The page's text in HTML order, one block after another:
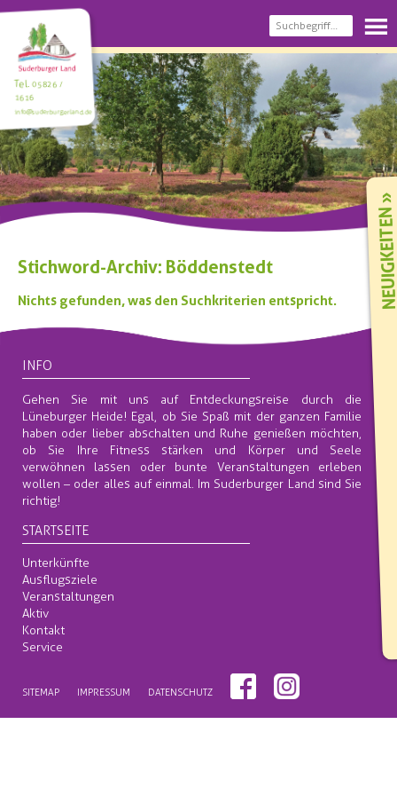
Tel.05826 /
1616
info@suderburgerland.de
Stichword-Archiv: Böddenstedt
Nichts gefunden, was den Suchkriterien entspricht.
INFO
Gehen Sie mit uns auf Entdeckungsreise durch die
Lüneburger Heide! Egal, ob Sie Spaß mit der ganzen Familie
haben oder lieber abschalten und Ruhe genießen möchten,
ob Sie Ihre Fitness stärken und Körper und Seele
verwöhnen lassen oder bunte Veranstaltungen erleben
wollen – oder alles auf einmal. Im Suderburger Land sind Sie
richtig!
STARTSEITE
Unterkünfte
Ausflugsziele
Veranstaltungen
Aktiv
Kontakt
Service
SITEMAP IMPRESSUM DATENSCHUTZ